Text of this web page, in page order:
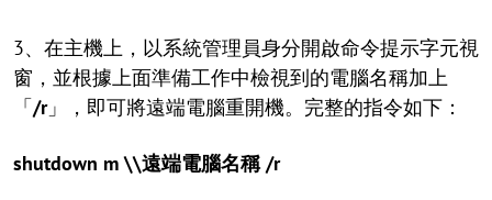
3、在主機上，以系統管理員身分開啟命令提示字元視
窗，並根據上面準備工作中檢視到的電腦名稱加上
「/r」，即可將遠端電腦重開機。完整的指令如下：
shutdown m \\遠端電腦名稱 /r